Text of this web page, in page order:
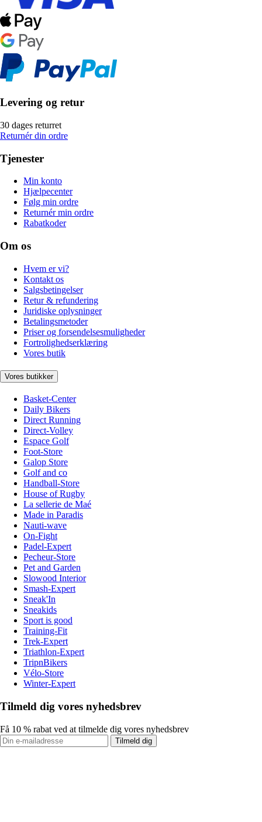
Levering og retur
30 dages returret
Returnér din ordre
Tjenester
Min konto
Hjælpecenter
Følg min ordre
Returnér min ordre
Rabatkoder
Om os
Hvem er vi?
Kontakt os
Salgsbetingelser
Retur & refundering
Juridiske oplysninger
Betalingsmetoder
Priser og forsendelsesmuligheder
Fortrolighedserklæring
Vores butik
Vores butikker
Basket-Center
Daily Bikers
Direct Running
Direct-Volley
Espace Golf
Foot-Store
Galop Store
Golf and co
Handball-Store
House of Rugby
La sellerie de Maé
Made in Paradis
Nauti-wave
On-Fight
Padel-Expert
Pecheur-Store
Pet and Garden
Slowood Interior
Smash-Expert
Sneak'In
Sneakids
Sport is good
Training-Fit
Trek-Expert
Triathlon-Expert
TripnBikers
Vélo-Store
Winter-Expert
Tilmeld dig vores nyhedsbrev
Få 10 % rabat ved at tilmelde dig vores nyhedsbrev
Tilmeld dig